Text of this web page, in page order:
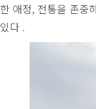
한 애정, 전통을 존중
있다 .